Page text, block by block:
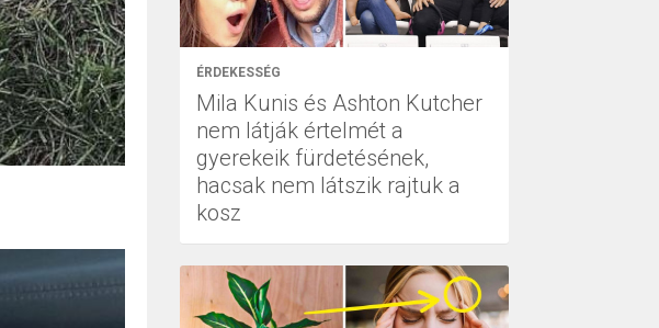
ÉRDEKESSÉG
Mila Kunis és Ashton Kutcher
nem látják értelmét a
gyerekeik fürdetésének,
hacsak nem látszik rajtuk a
kosz